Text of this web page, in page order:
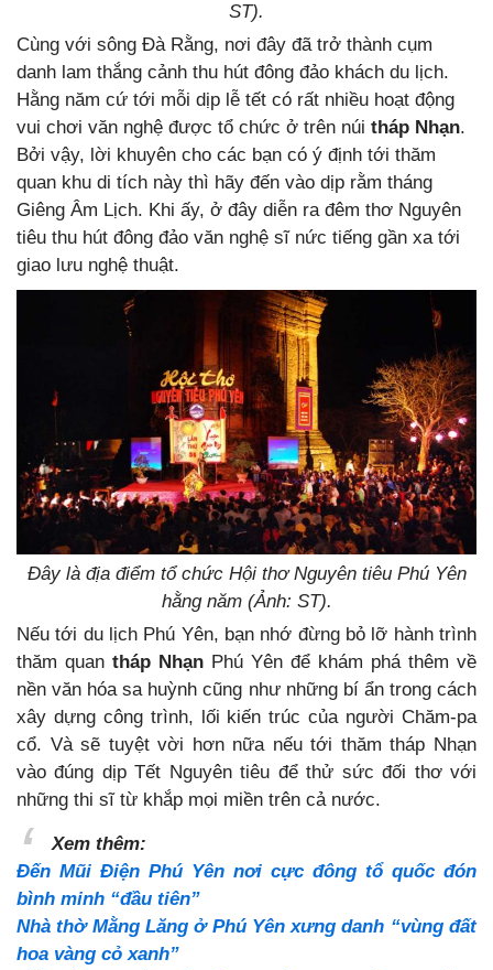
ST).
Cùng với sông Đà Rằng, nơi đây đã trở thành cụm
danh lam thắng cảnh thu hút đông đảo khách du lịch.
Hằng năm cứ tới mỗi dịp lễ tết có rất nhiều hoạt động
vui chơi văn nghệ được tổ chức ở trên núi tháp Nhạn.
Bởi vậy, lời khuyên cho các bạn có ý định tới thăm
quan khu di tích này thì hãy đến vào dịp rằm tháng
Giêng Âm Lịch. Khi ấy, ở đây diễn ra đêm thơ Nguyên
tiêu thu hút đông đảo văn nghệ sĩ nức tiếng gần xa tới
giao lưu nghệ thuật.
Đây là địa điểm tổ chức Hội thơ Nguyên tiêu Phú Yên
hằng năm (Ảnh: ST).
Nếu tới du lịch Phú Yên, bạn nhớ đừng bỏ lỡ hành trình
thăm quan tháp Nhạn Phú Yên để khám phá thêm về
nền văn hóa sa huỳnh cũng như những bí ẩn trong cách
xây dựng công trình, lối kiến trúc của người Chăm-pa
cổ. Và sẽ tuyệt vời hơn nữa nếu tới thăm tháp Nhạn
vào đúng dịp Tết Nguyên tiêu để thử sức đối thơ với
những thi sĩ từ khắp mọi miền trên cả nước.
Xem thêm:
Đến Mũi Điện Phú Yên nơi cực đông tổ quốc đón
bình minh “đầu tiên”
Nhà thờ Mằng Lăng ở Phú Yên xưng danh “vùng đất
hoa vàng cỏ xanh”